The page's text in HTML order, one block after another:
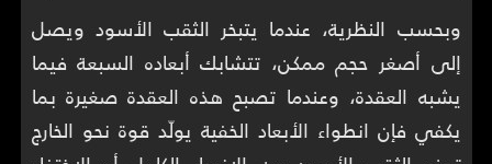
وبحسب النظرية، عندما يتبخر الثقب الأسود ويصل
إلى أصغر حجم ممكن، تتشابك أبعاده السبعة فيما
يشبه العقدة، وعندما تصبح هذه العقدة صغيرة بما
يكفي فإن انطواء الأبعاد الخفية يولّد قوة نحو الخارج